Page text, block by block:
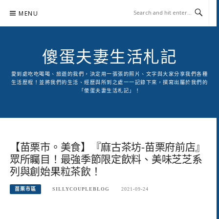
content
MENU
傻蛋夫妻生活札記
愛到處吃吃喝喝、旅遊的我們，決定用一張張的照片、文字與大家分享我們各種
生活歷程！並將我們的生活、經歷與所到之處一一記錄下來，撰寫出屬於我們的
「傻蛋夫妻生活札記」！
【苗栗市。美食】『麻古茶坊-苗栗府前店』
眾所矚目！最強季節限定飲料、美味芝芝系
列與創始果粒茶飲！
苗栗市區 SILLYCOUPLEBLOG 2021-09-24